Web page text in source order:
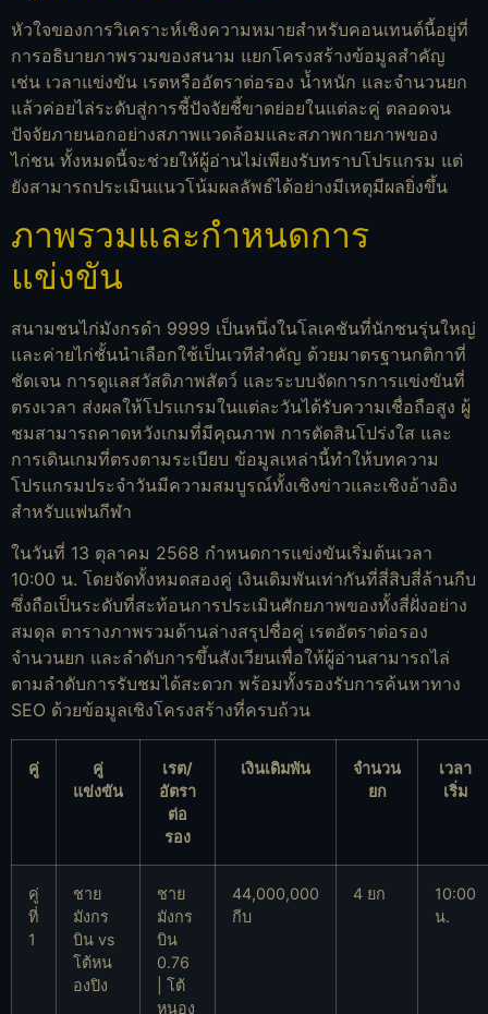
หัวใจของการวิเคราะห์เชิงความหมายสำหรับคอนเทนต์นี้อยู่ที่
การอธิบายภาพรวมของสนาม แยกโครงสร้างข้อมูลสำคัญ
เช่น เวลาแข่งขัน เรตหรืออัตราต่อรอง น้ำหนัก และจำนวนยก
แล้วค่อยไล่ระดับสู่การชี้ปัจจัยชี้ขาดย่อยในแต่ละคู่ ตลอดจน
ปัจจัยภายนอกอย่างสภาพแวดล้อมและสภาพกายภาพของ
ไก่ชน ทั้งหมดนี้จะช่วยให้ผู้อ่านไม่เพียงรับทราบโปรแกรม แต่
ยังสามารถประเมินแนวโน้มผลลัพธ์ได้อย่างมีเหตุมีผลยิ่งขึ้น
ภาพรวมและกำหนดการ
แข่งขัน
สนามชนไก่มังกรดำ 9999 เป็นหนึ่งในโลเคชันที่นักชนรุ่นใหญ่
และค่ายไก่ชั้นนำเลือกใช้เป็นเวทีสำคัญ ด้วยมาตรฐานกติกาที่
ชัดเจน การดูแลสวัสดิภาพสัตว์ และระบบจัดการการแข่งขันที่
ตรงเวลา ส่งผลให้โปรแกรมในแต่ละวันได้รับความเชื่อถือสูง ผู้
ชมสามารถคาดหวังเกมที่มีคุณภาพ การตัดสินโปร่งใส และ
การเดินเกมที่ตรงตามระเบียบ ข้อมูลเหล่านี้ทำให้บทความ
โปรแกรมประจำวันมีความสมบูรณ์ทั้งเชิงข่าวและเชิงอ้างอิง
สำหรับแฟนกีฬา
ในวันที่ 13 ตุลาคม 2568 กำหนดการแข่งขันเริ่มต้นเวลา
10:00 น. โดยจัดทั้งหมดสองคู่ เงินเดิมพันเท่ากันที่สี่สิบสี่ล้านกีบ
ซึ่งถือเป็นระดับที่สะท้อนการประเมินศักยภาพของทั้งสี่ฝั่งอย่าง
สมดุล ตารางภาพรวมด้านล่างสรุปชื่อคู่ เรตอัตราต่อรอง
จำนวนยก และลำดับการขึ้นสังเวียนเพื่อให้ผู้อ่านสามารถไล่
ตามลำดับการรับชมได้สะดวก พร้อมทั้งรองรับการค้นหาทาง
SEO ด้วยข้อมูลเชิงโครงสร้างที่ครบถ้วน
คู่
คู่
แข่งขัน
เรต/
อัตรา
ต่อ
รอง
เงินเดิมพัน
จำนวน
ยก
เวลา
เริ่ม
คู่
ที่
1
ชาย
มังกร
บิน vs
โต้หน
องปิง
ชาย
มังกร
บิน
0.76
| โต้
หนอง
44,000,000
กีบ
4 ยก
10:00
น.